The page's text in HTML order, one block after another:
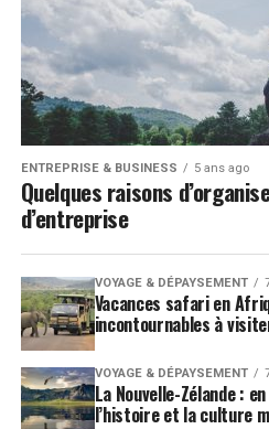
ENTREPRISE & BUSINESS 5 ans ago
Quelques raisons
d’entreprise
VOYAGE & DÉPAYSEMENT
Vacances safari en
incontournables à
VOYAGE & DÉPAYSEMENT
La Nouvelle-Zélande :
l’histoire et la culture